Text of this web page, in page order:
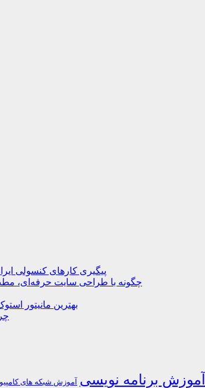
پیگیری کارهای کنسولی
چگونه با طراحی سایت حرفه‌ای،
بهترین مانیتور
آموزش برنامه نویسی آموزش شبکه های